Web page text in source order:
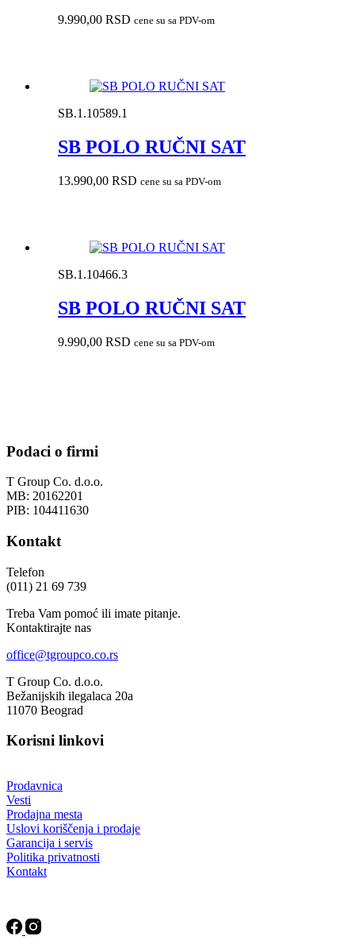
9.990,00 RSD cene su sa PDV-om
SB.1.10589.1
SB POLO RUČNI SAT
13.990,00 RSD cene su sa PDV-om
SB.1.10466.3
SB POLO RUČNI SAT
9.990,00 RSD cene su sa PDV-om
Podaci o firmi
T Group Co. d.o.o.
MB: 20162201
PIB: 104411630
Kontakt
Telefon
(011) 21 69 739
Treba Vam pomoć ili imate pitanje.
Kontaktirajte nas
office@tgroupco.co.rs
T Group Co. d.o.o.
Bežanijskih ilegalaca 20a
11070 Beograd
Korisni linkovi
Prodavnica
Vesti
Prodajna mesta
Uslovi koriščenja i prodaje
Garancija i servis
Politika privatnosti
Kontakt